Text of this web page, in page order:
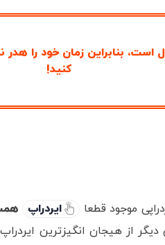
است، بنابراین زمان خود را
کنید!
موجود قطعا ایردراپ